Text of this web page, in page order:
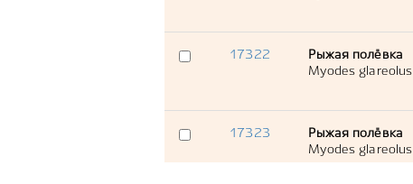
17322
Рыжая полёвка
Myodes glareolus
17323
Рыжая полёвка
Myodes glareolus